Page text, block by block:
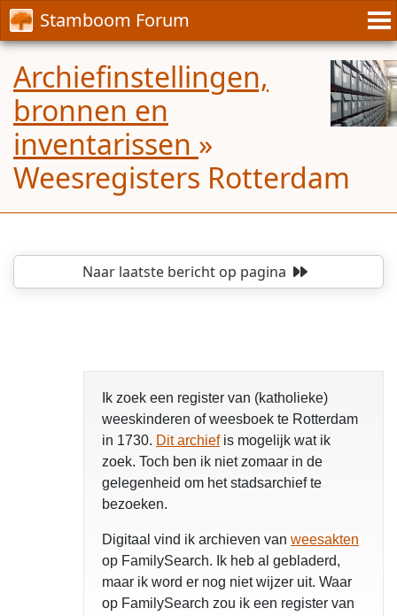
Stamboom Forum
Archiefinstellingen,
bronnen en
inventarissen »
Weesregisters Rotterdam
Naar laatste berichtop pagina
Ik zoek een register van (katholieke)
weeskinderen of weesboek te Rotterdam
in 1730. Dit archiefis mogelijk wat ik
zoek. Toch ben ik niet zomaar in de
gelegenheid om het stadsarchief te
bezoeken.
Digitaal vind ik archieven van weesakten
op FamilySearch. Ik heb al gebladerd,
maar ik word er nog niet wijzer uit. Waar
op FamilySearch zou ik een register van